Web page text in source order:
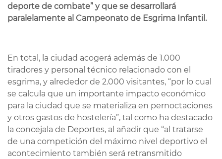
deporte de combate” y que se desarrollará
paralelamente al Campeonato de Esgrima Infantil.
En total, la ciudad acogerá además de 1.000
tiradores y personal técnico relacionado con el
esgrima, y alrededor de 2.000 visitantes, “por lo cual
se calcula que un importante impacto económico
para la ciudad que se materializa en pernoctaciones
y otros gastos de hostelería”, tal como ha destacado
la concejala de Deportes, al añadir que “al tratarse
de una competición del máximo nivel deportivo el
acontecimiento también será retransmitido